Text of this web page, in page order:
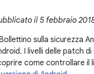
il 5 febbraio
sulla sicurezza
I livelli delle patch
come controllare il